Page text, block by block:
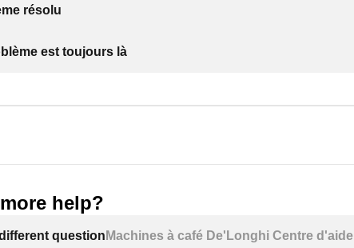
résolu
est toujours là
help?
question Machines à café De'Longhi Centre d'aide